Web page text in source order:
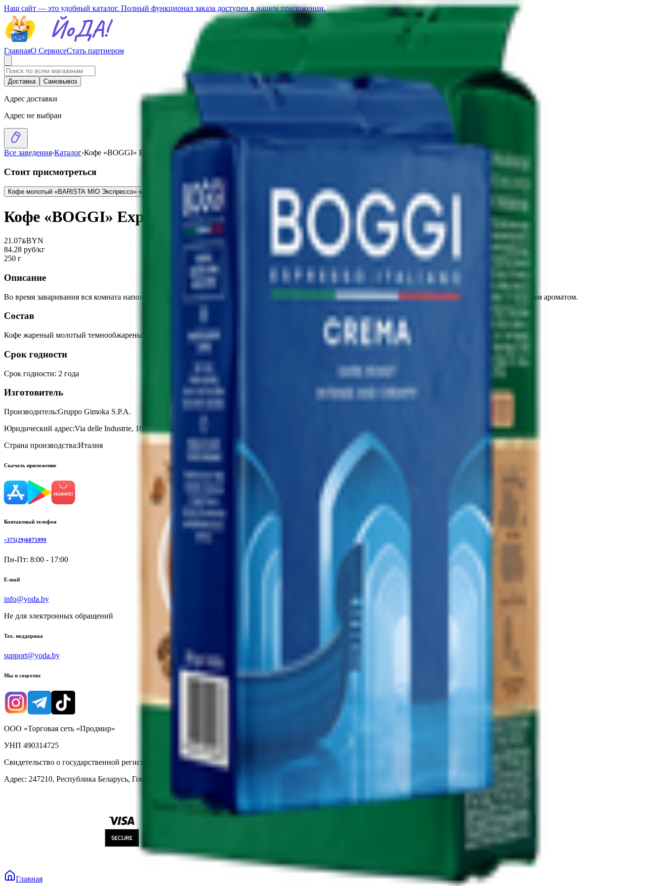
Наш сайт — это удобный каталог. Полный функционал заказа доступен в нашем приложении.
ГлавнаяО СервисеСтать партнером
Доставка Самовывоз
Адрес доставки
Адрес не выбран
Все заведения›Каталог›Кофе «BOGGI» Expresso молотый
Стоит присмотреться
Кофе молотый «BARISTA MIO Экспрессо» натуральный BYNBYN Кофе «BOGGI» Crema молотый 20.87BYNBYN
Кофе «BOGGI» Expresso молотый
21.07BYNBYN
84.28 руб/кг
250 г
Описание
Во время заваривания вся комната наполняется приятным запахом свежего кофе. Также этот кофе отличается значительной крепостью и густым насыщенным ароматом.
Состав
Кофе жареный молотый темнообжареный, среднего помола.
Срок годности
Срок годности: 2 года
Изготовитель
Производитель:Gruppo Gimoka S.P.A.
Юридический адрес:Via delle Industrie, 10, 23014 Andalo Valtellino SO, Италия
Страна производства:Италия
Скачать приложение
Контактный телефон
+375(29)6875999
Пн-Пт: 8:00 - 17:00
E-mail
info@yoda.by
Не для электронных обращений
Тех. поддержка
support@yoda.by
Мы в соцсетях
ООО «Торговая сеть «Продмир»
УНП 490314725
Свидетельство о государственной регистрации № 490314725 от 30.05.2003г выдано Гомельским облисполкомом
Адрес: 247210, Республика Беларусь, Гомельская обл., г. Жлобин, ул. Козлова 2-А
Главная